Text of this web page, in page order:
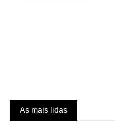
As mais lidas